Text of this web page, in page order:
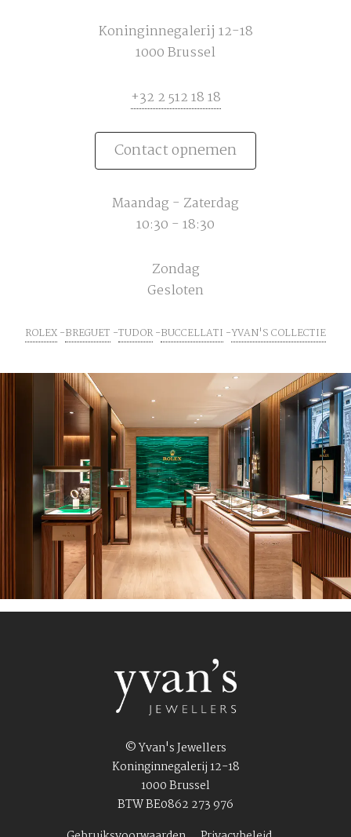
Koninginnegalerij 12-18
1000 Brussel
+32 2 512 18 18
Contact opnemen
Maandag - Zaterdag
10:30 - 18:30
Zondag
Gesloten
ROLEX BREGUET TUDOR BUCCELLATI YVAN'S COLLECTIE
© Yvan's Jewellers
Koninginnegalerij 12-18
1000 Brussel
BTW BE0862 273 976